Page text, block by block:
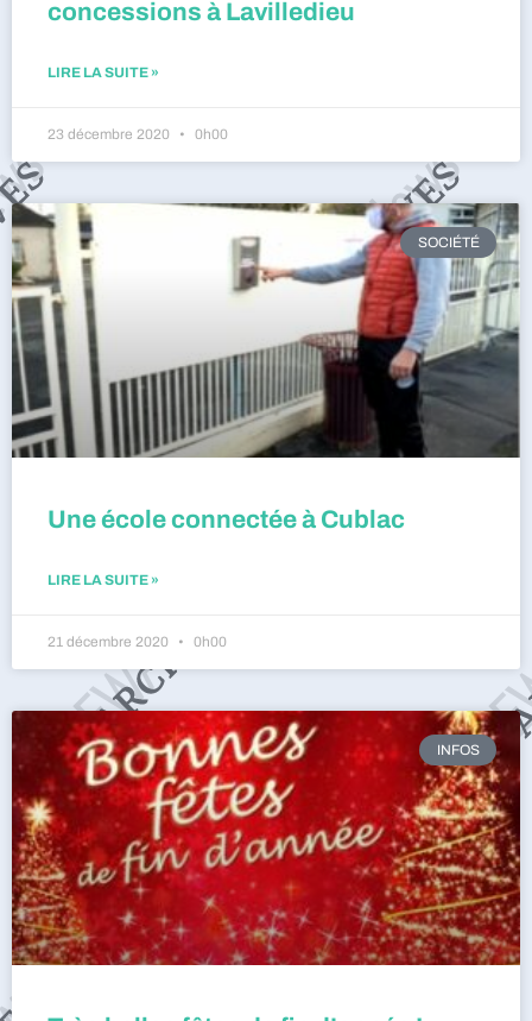
concessions à Lavilledieu
LIRE LA SUITE »
23 décembre 2020 0h00
SOCIÉTÉ
Une école connectée à Cublac
LIRE LA SUITE »
21 décembre 2020 0h00
INFOS